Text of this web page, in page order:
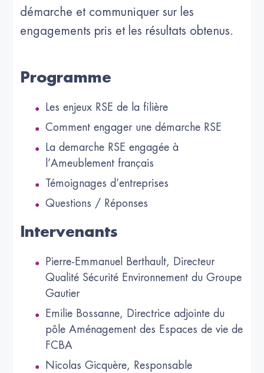
démarche et communiquer sur les
engagements pris et les résultats obtenus.
Programme
Les enjeux RSE de la filière
Comment engager une démarche RSE
La demarche RSE engagée à
l’Ameublement français
Témoignages d’entreprises
Questions / Réponses
Intervenants
Pierre-Emmanuel Berthault, Directeur
Qualité Sécurité Environnement du Groupe
Gautier
Emilie Bossanne, Directrice adjointe du
pôle Aménagement des Espaces de vie de
FCBA
Nicolas Gicquère, Responsable